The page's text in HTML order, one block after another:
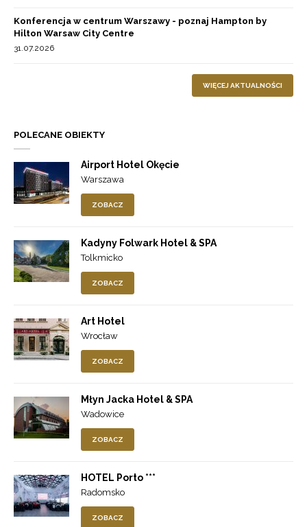
Konferencja w centrum Warszawy - poznaj Hampton by
Hilton Warsaw City Centre
31.07.2026
WIĘCEJ AKTUALNOŚCI
POLECANE OBIEKTY
Airport Hotel Okęcie
Warszawa
ZOBACZ
Kadyny Folwark Hotel & SPA
Tolkmicko
ZOBACZ
Art Hotel
Wrocław
ZOBACZ
Młyn Jacka Hotel & SPA
Wadowice
ZOBACZ
HOTEL Porto ***
Radomsko
ZOBACZ